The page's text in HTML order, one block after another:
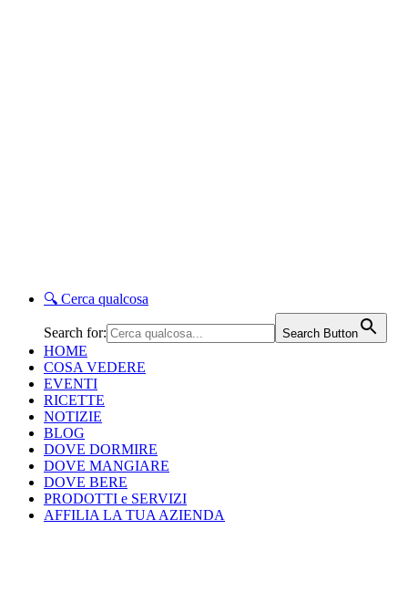
🔍 Cerca qualcosa
Search for: Search Button
HOME
COSA VEDERE
EVENTI
RICETTE
NOTIZIE
BLOG
DOVE DORMIRE
DOVE MANGIARE
DOVE BERE
PRODOTTI e SERVIZI
AFFILIA LA TUA AZIENDA